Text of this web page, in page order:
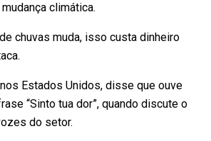
climática.
chuvas muda, isso custa dinheiro
Estados Unidos, disse que ouve
“Sinto tua dor”, quando discute o
do setor.